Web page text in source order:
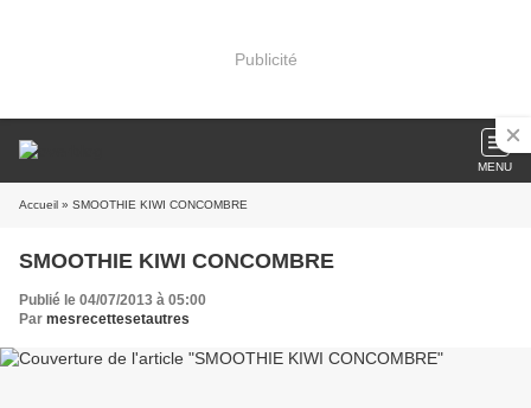
Publicité
MENU
Accueil » SMOOTHIE KIWI CONCOMBRE
SMOOTHIE KIWI CONCOMBRE
Publié le 04/07/2013 à 05:00
Par mesrecettesetautres